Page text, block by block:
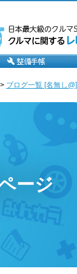
> ブログ一覧 [名無し@]
ージ